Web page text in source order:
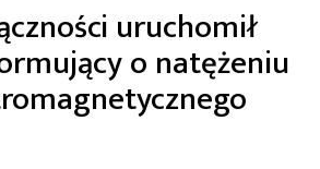
uruchomił
o natężeniu